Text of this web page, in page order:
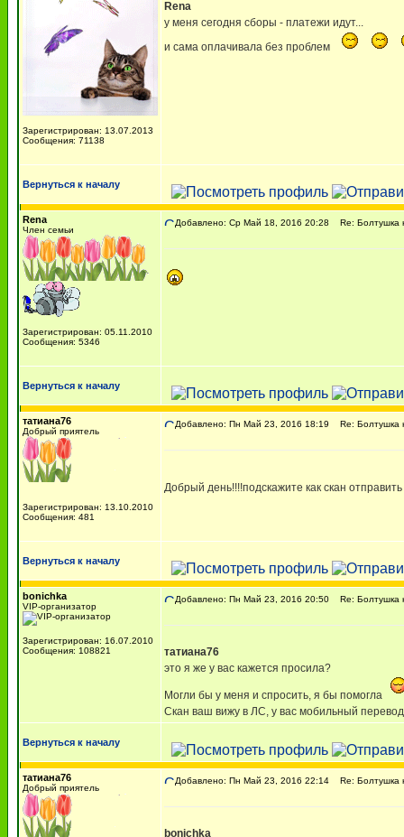
Зарегистрирован: 13.07.2013
Сообщения: 71138
Rena
у меня сегодня сборы - платежи идут...
и сама оплачивала без проблем
Вернуться к началу
Rena
Член семьи
Зарегистрирован: 05.11.2010
Сообщения: 5346
Добавлено: Ср Май 18, 2016 20:28 Re: Болтушка
Вернуться к началу
татиана76
Добрый приятель
Зарегистрирован: 13.10.2010
Сообщения: 481
Добавлено: Пн Май 23, 2016 18:19 Re: Болтушка
Добрый день!!!!подскажите как скан
Вернуться к началу
bonichka
VIP-организатор
Зарегистрирован: 16.07.2010
Сообщения: 108821
Добавлено: Пн Май 23, 2016 20:50 Re: Болтушка
татиана76
это я же у вас кажется просила?
Могли бы у меня и спросить, я бы помогла
Скан ваш вижу в ЛС, у вас мобильный
Вернуться к началу
татиана76
Добрый приятель
Добавлено: Пн Май 23, 2016 22:14 Re: Болтушка
bonichka